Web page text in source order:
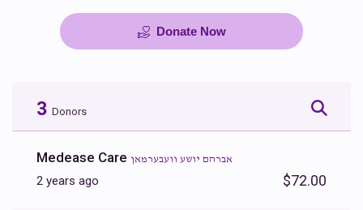
Donate Now
3 Donors
Medease Care אברהם יושע וועבערמאן
2 years ago $72.00